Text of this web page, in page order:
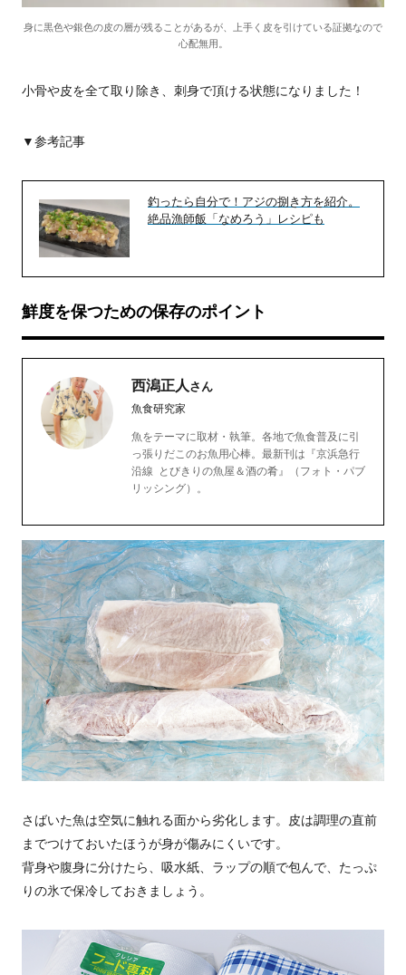
身に黒色や銀色の皮の層が残ることがあるが、上手く皮を引けている証拠なので
心配無用。
小骨や皮を全て取り除き、刺身で頂ける状態になりました！
▼参考記事
釣ったら自分で！アジの捌き方を紹介。
絶品漁師飯「なめろう」レシピも
鮮度を保つための保存のポイント
西潟正人 さん
魚食研究家
魚をテーマに取材・執筆。各地で魚食普及に引
っ張りだこのお魚用心棒。最新刊は『京浜急行
沿線 とびきりの魚屋＆酒の肴』（フォト・パブ
リッシング）。
さばいた魚は空気に触れる面から劣化します。皮は調理の直前
までつけておいたほうが身が傷みにくいです。
背身や腹身に分けたら、吸水紙、ラップの順で包んで、たっぷ
りの氷で保冷しておきましょう。